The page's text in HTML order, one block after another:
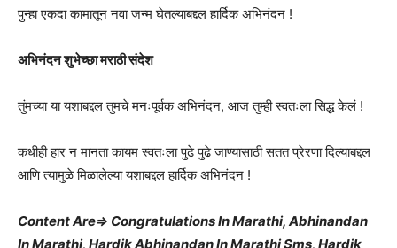
पुन्हा एकदा कामातून नवा जन्म घेतल्याबद्दल हार्दिक अभिनंदन !
अभिनंदन शुभेच्छा मराठी संदेश
तुंमच्या या यशाबद्दल तुमचे मनःपूर्वक अभिनंदन, आज तुम्ही स्वतःला सिद्ध केलं !
कधीही हार न मानता कायम स्वतःला पुढे पुढे जाण्यासाठी सतत प्रेरणा दिल्याबद्दल
आणि त्यामुळे मिळालेल्या यशाबद्दल हार्दिक अभिनंदन !
Content Are⇒ Congratulations In Marathi, Abhinandan
In Marathi, Hardik Abhinandan In Marathi Sms, Hardik